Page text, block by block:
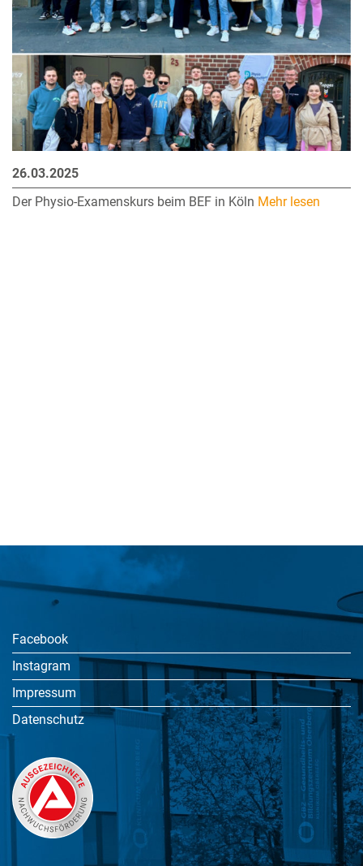
26.03.2025
Der Physio-Examenskurs beim BEF in Köln Mehr lesen
Facebook
Instagram
Impressum
Datenschutz